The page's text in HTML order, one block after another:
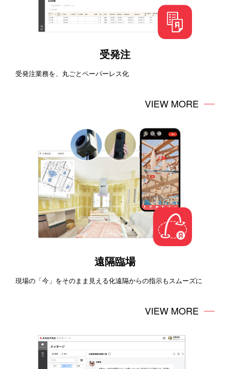
受発注
受発注業務を、丸ごとペーパーレス化
VIEW MORE
遠隔臨場
現場の「今」をそのまま見える化遠隔からの指示もスムーズに
VIEW MORE